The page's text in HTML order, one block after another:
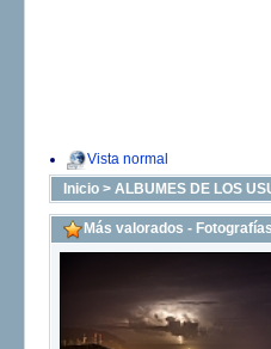
Vista normal
Inicio > ALBUMES DE LOS
Más valorados -